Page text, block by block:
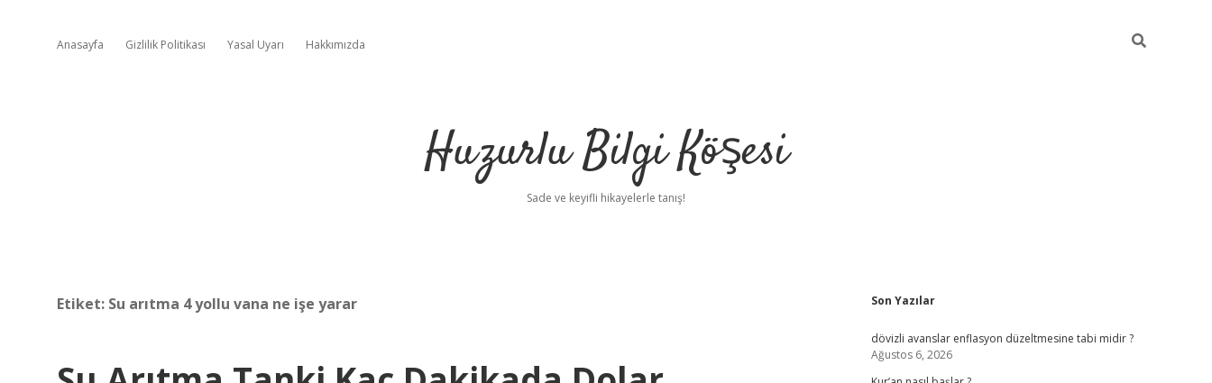
Anasayfa Gizlilik Politikası Yasal Uyarı Hakkımızda
Huzurlu Bilgi Köşesi
Sade ve keyifli hikayelerle tanış!
Etiket: Su arıtma 4 yollu vana ne işe yarar Sidebar
Son Yazılar
dövizli avanslar enflasyon düzeltmesine tabi midir ?
Ağustos 6, 2026